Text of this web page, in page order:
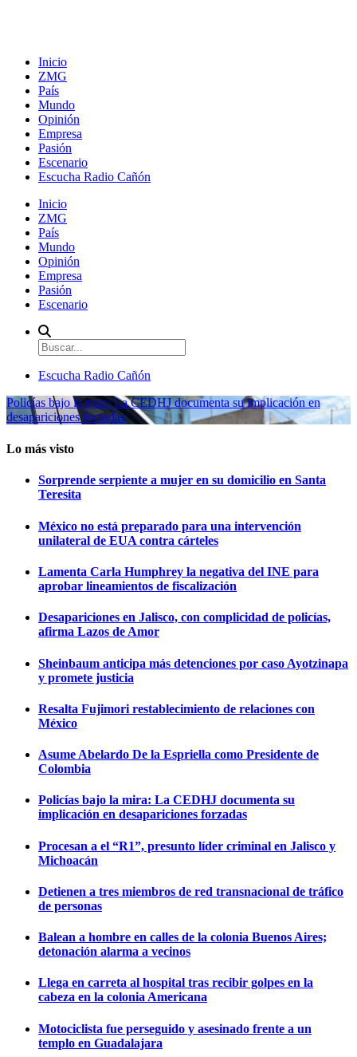
Inicio
ZMG
País
Mundo
Opinión
Empresa
Pasión
Escenario
Escucha Radio Cañón
Inicio
ZMG
País
Mundo
Opinión
Empresa
Pasión
Escenario
Escucha Radio Cañón
Policías bajo la mira: La CEDHJ documenta su implicación en
desapariciones forzadas
Lo más visto
Sorprende serpiente a mujer en su domicilio en Santa
Teresita
México no está preparado para una intervención
unilateral de EUA contra cárteles
Lamenta Carla Humphrey la negativa del INE para
aprobar lineamientos de fiscalización
Desapariciones en Jalisco, con complicidad de policías,
afirma Lazos de Amor
Sheinbaum anticipa más detenciones por caso Ayotzinapa
y promete justicia
Resalta Fujimori restablecimiento de relaciones con
México
Asume Abelardo De la Espriella como Presidente de
Colombia
Policías bajo la mira: La CEDHJ documenta su
implicación en desapariciones forzadas
Procesan a el “R1”, presunto líder criminal en Jalisco y
Michoacán
Detienen a tres miembros de red transnacional de tráfico
de personas
Balean a hombre en calles de la colonia Buenos Aires;
detonación alarma a vecinos
Llega en carreta al hospital tras recibir golpes en la
cabeza en la colonia Americana
Motociclista fue perseguido y asesinado frente a un
templo en Guadalajara